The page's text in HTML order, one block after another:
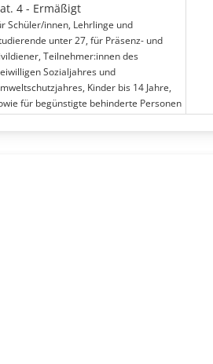
4 - Ermäßigt
Schüler/innen, Lehrlinge und
unter 27, für Präsenz- und
Teilnehmer:innen des
Sozialjahres und
Kinder bis 14 Jahre,
für begünstigte behinderte Personen